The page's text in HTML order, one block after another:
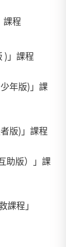
課程
)」課程
年版)」課
版)」課程
助版）」課
課程」